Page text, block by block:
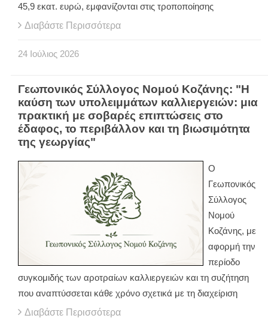
45,9 εκατ. ευρώ, εμφανίζονται στις τροποποίησης
Διαβάστε Περισσότερα
24 Ιούλιος 2026
Γεωπονικός Σύλλογος Νομού Κοζάνης: "Η
καύση των υπολειμμάτων καλλιεργειών: μια
πρακτική με σοβαρές επιπτώσεις στο
έδαφος, το περιβάλλον και τη βιωσιμότητα
της γεωργίας"
Ο
Γεωπονικός
Σύλλογος
Νομού
Κοζάνης, με
αφορμή την
περίοδο
συγκομιδής των αροτραίων καλλιεργειών και τη συζήτηση
που αναπτύσσεται κάθε χρόνο σχετικά με τη διαχείριση
Διαβάστε Περισσότερα